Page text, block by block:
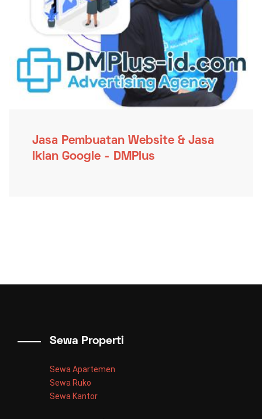
Jasa Pembuatan Website & Jasa
Iklan Google - DMPlus
Sewa Properti
Sewa Apartemen
Sewa Ruko
Sewa Kantor